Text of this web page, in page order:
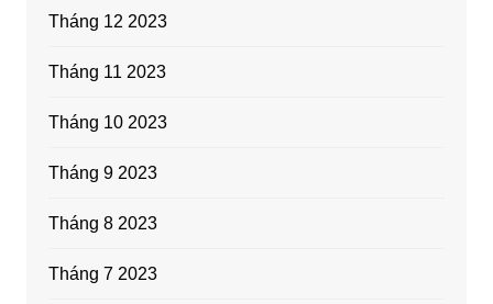
Tháng 12 2023
Tháng 11 2023
Tháng 10 2023
Tháng 9 2023
Tháng 8 2023
Tháng 7 2023